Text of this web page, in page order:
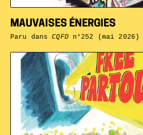
MAUVAISES ÉNERGIES
Paru dansCQFDn°252 (mai 2026)